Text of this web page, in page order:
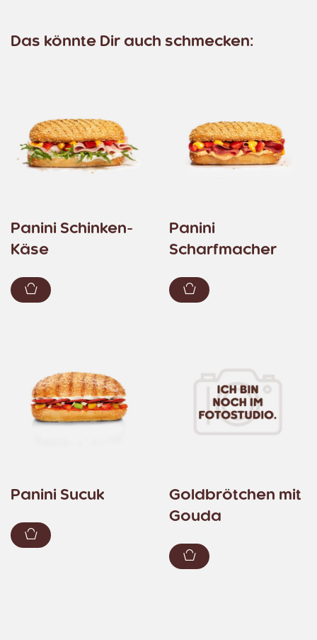
Das könnte Dir auch schmecken:
Panini Schinken-
Käse
Zum Warenkorb hinzufügen
Panini
Scharfmacher
Zum Warenkorb
Panini Sucuk
Zum Warenkorb hinzufügen
Goldbrötchen mit
Gouda
Zum Warenkorb